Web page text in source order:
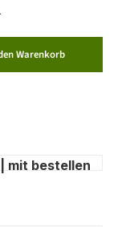
Warenkorb
mit bestellen